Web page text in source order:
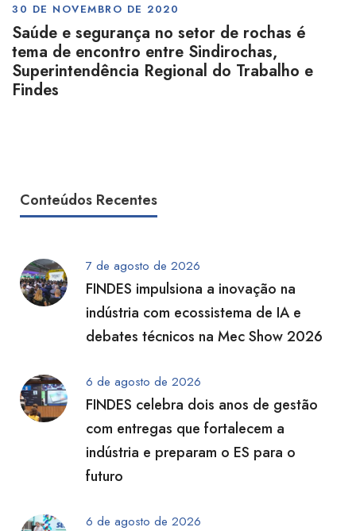
30 DE NOVEMBRO DE 2020
Saúde e segurança no setor de rochas é
tema de encontro entre Sindirochas,
Superintendência Regional do Trabalho e
Findes
Conteúdos Recentes
7 de agosto de 2026
FINDES impulsiona a inovação na
indústria com ecossistema de IA e
debates técnicos na Mec Show 2026
6 de agosto de 2026
FINDES celebra dois anos de gestão
com entregas que fortalecem a
indústria e preparam o ES para o
futuro
6 de agosto de 2026